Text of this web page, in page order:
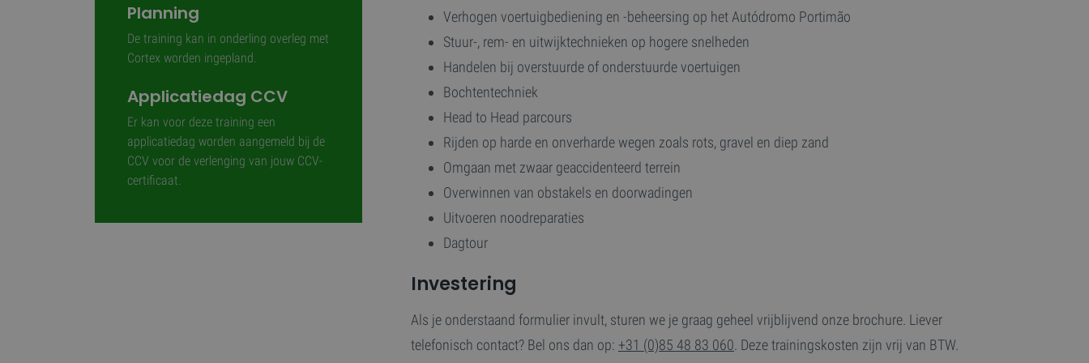
Planning
De training kan in onderling overleg met
Cortex worden ingepland.
Applicatiedag CCV
Er kan voor deze training een
applicatiedag worden aangemeld bij de
CCV voor de verlenging van jouw CCV-
certificaat.
Verhogen voertuigbediening en -beheersing op het Autódromo Portimão
Stuur-, rem- en uitwijktechnieken op hogere snelheden
Handelen bij overstuurde of onderstuurde voertuigen
Bochtentechniek
Head to Head parcours
Rijden op harde en onverharde wegen zoals rots, gravel en diep zand
Omgaan met zwaar geaccidenteerd terrein
Overwinnen van obstakels en doorwadingen
Uitvoeren noodreparaties
Dagtour
Investering
Als je onderstaand formulier invult, sturen we je graag geheel vrijblijvend onze brochure. Liever
telefonisch contact? Bel ons dan op: +31 (0)85 48 83 060 . Deze trainingskosten zijn vrij van BTW.